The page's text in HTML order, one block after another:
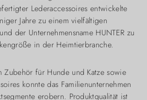
Lederaccessoires entwickelte
Jahre zu einem vielfältigen
der Unternehmensname HUNTER zu
in der Heimtierbranche.
Zubehör für Hunde und Katze sowie
konnte das Familienunternehmen
erobern. Produktqualität ist